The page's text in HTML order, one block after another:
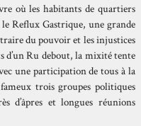
où les habitants de quartiers
Reflux Gastrique, une grande
du pouvoir et les injustices
d’un Ru debout, la mixité tente
une participation de tous à la
trois groupes politiques
d’âpres et longues réunions